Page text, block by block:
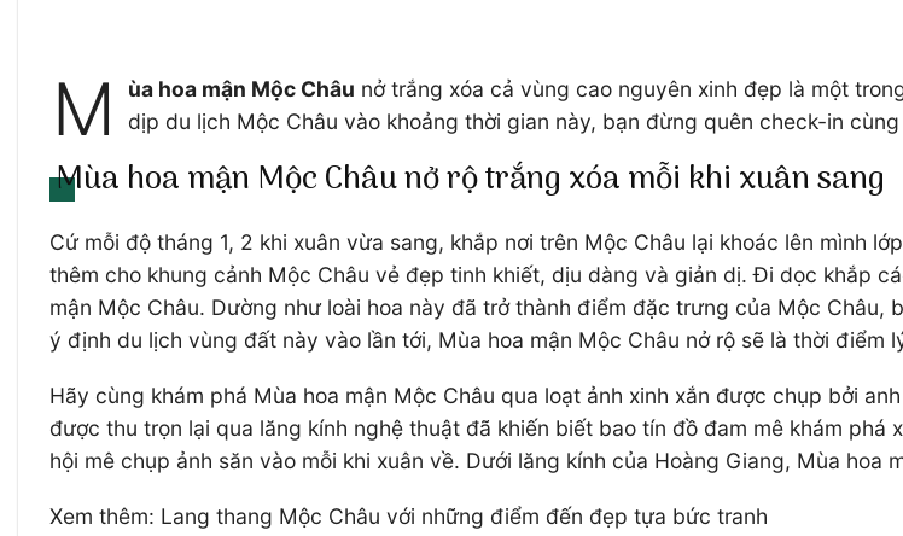
M ùa hoa mận Mộc Châu nở trắng xóa cả vùng cao nguyên xinh đẹp là một
dịp du lịch Mộc Châu vào khoảng thời gian này, bạn đừng quên check-in
Mùa hoa mận Mộc Châu nở rộ trắng xóa mỗi khi xuân sang
Cứ mỗi độ tháng 1, 2 khi xuân vừa sang, khắp nơi trên Mộc Châu lại khoác lên mình
thêm cho khung cảnh Mộc Châu vẻ đẹp tinh khiết, dịu dàng và giản dị. Đi dọc khắp
mận Mộc Châu. Dường như loài hoa này đã trở thành điểm đặc trưng của Mộc
ý định du lịch vùng đất này vào lần tới, Mùa hoa mận Mộc Châu nở rộ sẽ là thời
Hãy cùng khám phá Mùa hoa mận Mộc Châu qua loạt ảnh xinh xắn được chụp bởi
được thu trọn lại qua lăng kính nghệ thuật đã khiến biết bao tín đồ đam mê khám
hội mê chụp ảnh săn vào mỗi khi xuân về. Dưới lăng kính của Hoàng Giang, Mùa hoa
Xem thêm: Lang thang Mộc Châu với những điểm đến đẹp tựa bức tranh